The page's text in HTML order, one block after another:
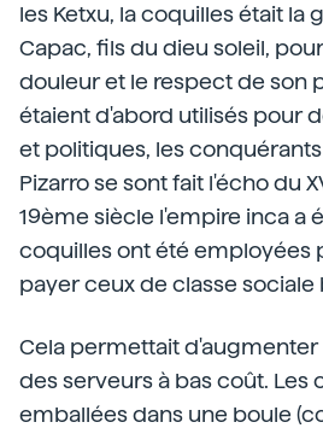
les Ketxu, la coquilles était la
Capac, fils du dieu soleil,
douleur et le respect de son
étaient d'abord utilisés pour
et politiques, les
Pizarro se sont fait l'écho du
19ème siècle l'empire inca a
coquilles ont été employées
payer ceux de classe sociale
Cela permettait
des serveurs à bas coût. Les
emballées dans une boule